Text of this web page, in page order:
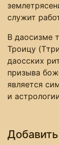
служит
В даосизме
Троицу
даосских
призыва
является
и